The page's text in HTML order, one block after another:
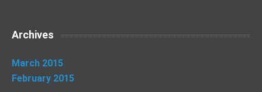
Archives
March 2015
February 2015